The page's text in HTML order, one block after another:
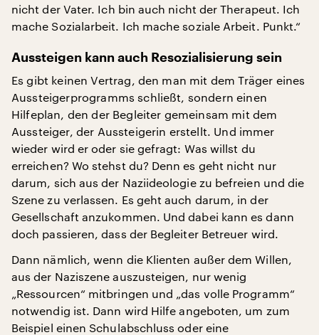
nicht der Vater. Ich bin auch nicht der Therapeut. Ich
mache Sozialarbeit. Ich mache soziale Arbeit. Punkt.“
Aussteigen kann auch Resozialisierung sein
Es gibt keinen Vertrag, den man mit dem Träger eines
Aussteigerprogramms schließt, sondern einen
Hilfeplan, den der Begleiter gemeinsam mit dem
Aussteiger, der Aussteigerin erstellt. Und immer
wieder wird er oder sie gefragt: Was willst du
erreichen? Wo stehst du? Denn es geht nicht nur
darum, sich aus der Naziideologie zu befreien und die
Szene zu verlassen. Es geht auch darum, in der
Gesellschaft anzukommen. Und dabei kann es dann
doch passieren, dass der Begleiter Betreuer wird.
Dann nämlich, wenn die Klienten außer dem Willen,
aus der Naziszene auszusteigen, nur wenig
„Ressourcen“ mitbringen und „das volle Programm“
notwendig ist. Dann wird Hilfe angeboten, um zum
Beispiel einen Schulabschluss oder eine